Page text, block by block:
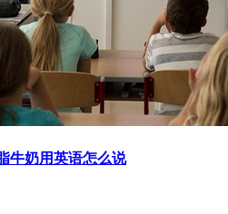
牛奶用英语怎么说